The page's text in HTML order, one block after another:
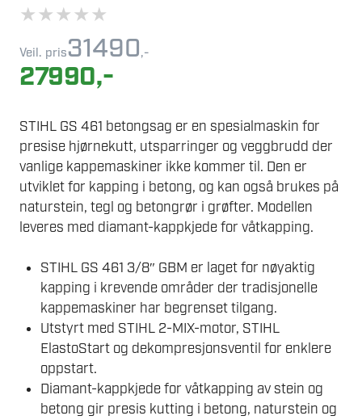
★★★★★
Veil. pris31490,-
27990,-
STIHL GS 461 betongsag er en spesialmaskin for
presise hjørnekutt, utsparringer og veggbrudd der
vanlige kappemaskiner ikke kommer til. Den er
utviklet for kapping i betong, og kan også brukes på
naturstein, tegl og betongrør i grøfter. Modellen
leveres med diamant-kappkjede for våtkapping.
STIHL GS 461 3/8″ GBM er laget for nøyaktig
kapping i krevende områder der tradisjonelle
kappemaskiner har begrenset tilgang.
Utstyrt med STIHL 2-MIX-motor, STIHL
ElastoStart og dekompresjonsventil for enklere
oppstart.
Diamant-kappkjede for våtkapping av stein og
betong gir presis kutting i betong, naturstein og